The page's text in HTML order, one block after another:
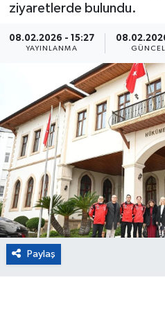
ziyaretlerde bulundu.
08.02.2026 - 15:27
YAYINLANMA
Paylaş
Asayiş
Dünya
Eğitim
Sağlık
Magazin
Turizm
Çevre
Kültür ve Sanat
Haber Arşivi